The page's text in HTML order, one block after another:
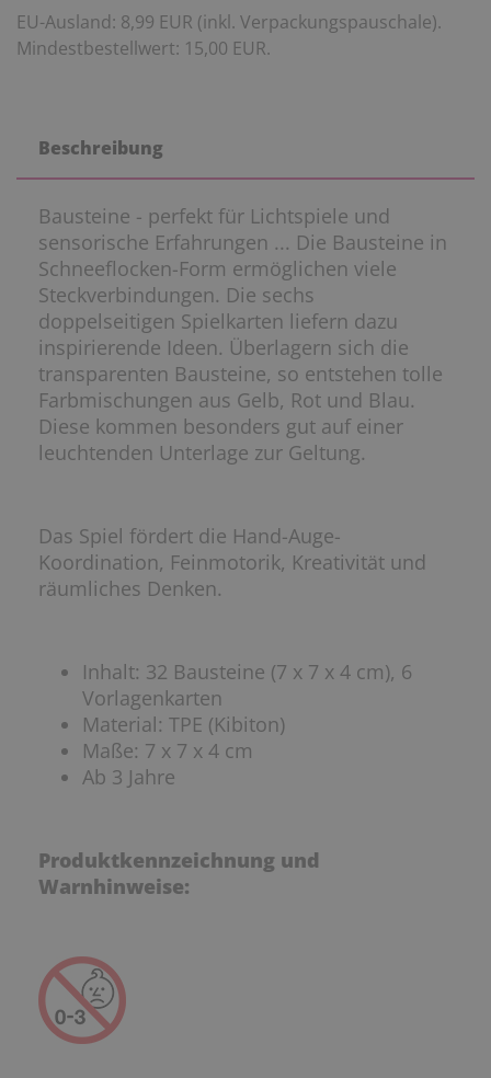
EU-Ausland: 8,99 EUR (inkl. Verpackungspauschale).
Mindestbestellwert: 15,00 EUR.
Beschreibung
Bausteine - perfekt für Lichtspiele und
sensorische Erfahrungen ... Die Bausteine in
Schneeflocken-Form ermöglichen viele
Steckverbindungen. Die sechs
doppelseitigen Spielkarten liefern dazu
inspirierende Ideen. Überlagern sich die
transparenten Bausteine, so entstehen tolle
Farbmischungen aus Gelb, Rot und Blau.
Diese kommen besonders gut auf einer
leuchtenden Unterlage zur Geltung.
Das Spiel fördert die Hand-Auge-
Koordination, Feinmotorik, Kreativität und
räumliches Denken.
Inhalt: 32 Bausteine (7 x 7 x 4 cm), 6
Vorlagenkarten
Material: TPE (Kibiton)
Maße: 7 x 7 x 4 cm
Ab 3 Jahre
Produktkennzeichnung und
Warnhinweise: